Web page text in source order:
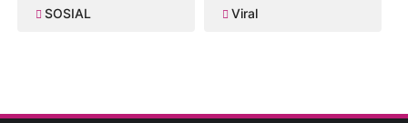
SOSIAL Viral